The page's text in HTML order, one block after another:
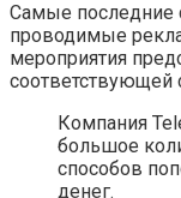
Самые последние
проводимые
мероприятия
соответствующей
Компания
большое
способов
денег.